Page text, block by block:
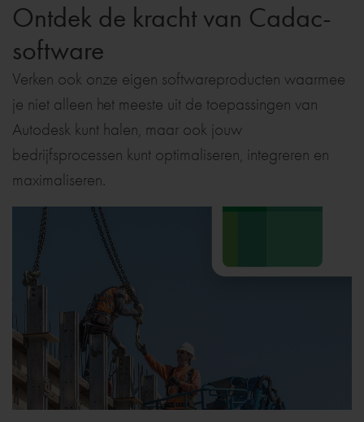
Ontdek de kracht van Cadac-
software
Verken ook onze eigen softwareproducten waarmee
je niet alleen het meeste uit de toepassingen van
Autodesk kunt halen, maar ook jouw
bedrijfsprocessen kunt optimaliseren, integreren en
maximaliseren.